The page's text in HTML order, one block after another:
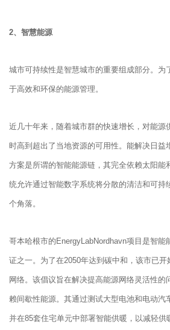
2、智慧能源
城市可持续性是智慧城市的重要组成部分。为
于高效和环保的能源管理。
近几十年来，随着城市群的快速增长，对能源
时高到超出了当地资源的可用性。能解决日益
方案是所谓的智能能源链，其完全依赖太阳能
统允许通过智能数字系统将分散的清洁和可持
个角落。
哥本哈根市的EnergyLabNordhavn项目是智能
证之一。为了在2050年达到碳中和，该市已
网络。该倡议旨在解决提高能源网络灵活性的
赖间歇性能源。其通过测试大型电池和电动汽
并在85套住宅单元中部署智能供暖，以减轻供